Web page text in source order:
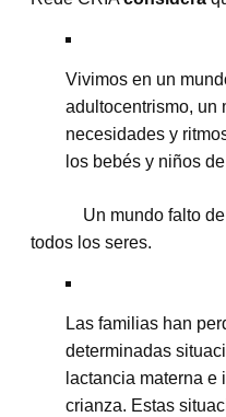
Vivimos en un
adultocentrismo, un
necesidades y
los bebés y niños
Un mundo falto de
todos los seres.
Las familias han
determinadas
lactancia materna
crianza. Estas